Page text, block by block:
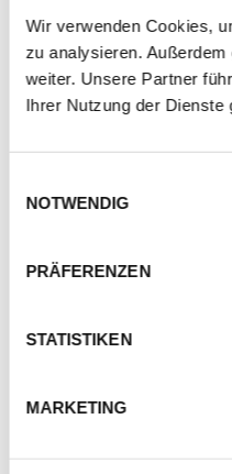
Wir verwenden Cookies,
zu analysieren.
weiter. Unsere Partner
Ihrer Nutzung der Dienste
NOTWENDIG
PRÄFERENZEN
STATISTIKEN
MARKETING